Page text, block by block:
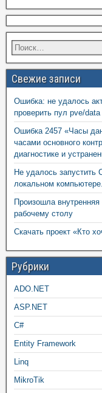
Свежие записи
Ошибка: не удалось
проверить пул pve/data
Ошибка 2457 «Часы
часами основного
диагностике и
Не удалось запустить
локальном компьютере.
Произошла
рабочему столу
Скачать проект «Кто
Рубрики
ADO.NET
ASP.NET
C#
Entity Framework
Linq
MikroTik